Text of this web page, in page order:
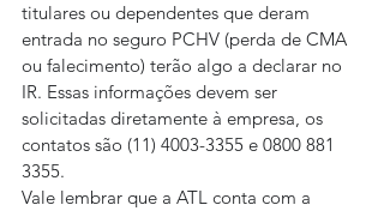
titulares ou dependentes que deram
entrada no seguro PCHV (perda de CMA
ou falecimento) terão algo a declarar no
IR. Essas informações devem ser
solicitadas diretamente à empresa, os
contatos são (11) 4003-3355 e 0800 881
3355.
Vale lembrar que a ATL conta com a